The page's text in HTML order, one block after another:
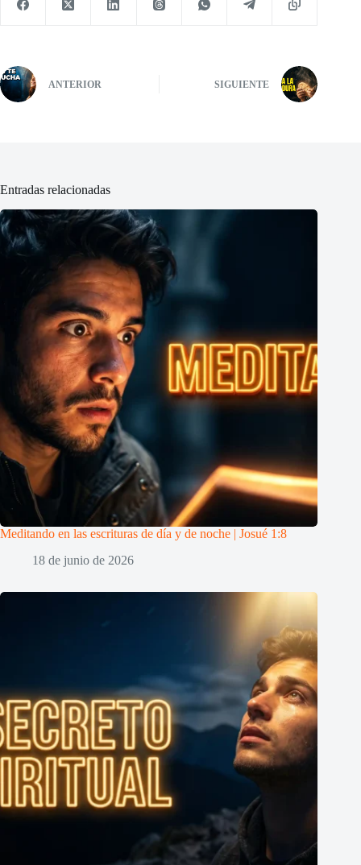
ANTERIOR SIGUIENTE
Entradas relacionadas
Meditando en las escrituras de día y de noche | Josué 1:8
18 de junio de 2026